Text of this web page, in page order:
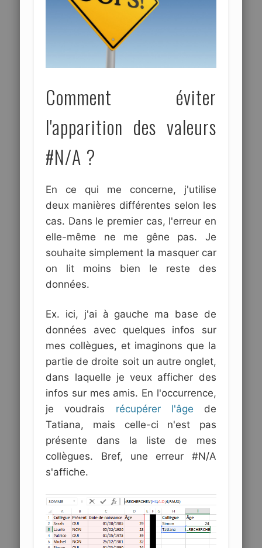
Comment éviter
l'apparition des valeurs
#N/A ?
En ce qui me concerne, j'utilise
deux manières différentes selon les
cas. Dans le premier cas, l'erreur en
elle-même ne me gêne pas. Je
souhaite simplement la masquer car
on lit moins bien le reste des
données.
Ex. ici, j'ai à gauche ma base de
données avec quelques infos sur
mes collègues, et imaginons que la
partie de droite soit un autre onglet,
dans laquelle je veux afficher des
infos sur mes amis. En l'occurrence,
je voudrais récupérer l'âge de
Tatiana, mais celle-ci n'est pas
présente dans la liste de mes
collègues. Bref, une erreur #N/A
s'affiche.